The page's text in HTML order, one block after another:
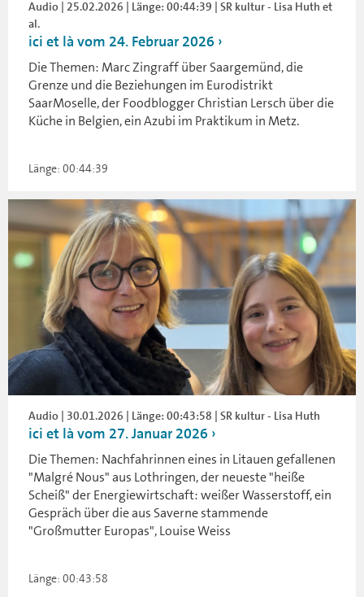
Audio | 25.02.2026 | Länge: 00:44:39 | SR kultur - Lisa Huth et
al.
ici et là vom 24. Februar 2026
Die Themen: Marc Zingraff über Saargemünd, die
Grenze und die Beziehungen im Eurodistrikt
SaarMoselle, der Foodblogger Christian Lersch über die
Küche in Belgien, ein Azubi im Praktikum in Metz.
Länge: 00:44:39
Audio | 30.01.2026 | Länge: 00:43:58 | SR kultur - Lisa Huth
ici et là vom 27. Januar 2026
Die Themen: Nachfahrinnen eines in Litauen gefallenen
"Malgré Nous" aus Lothringen, der neueste "heiße
Scheiß" der Energiewirtschaft: weißer Wasserstoff, ein
Gespräch über die aus Saverne stammende
"Großmutter Europas", Louise Weiss
Länge: 00:43:58